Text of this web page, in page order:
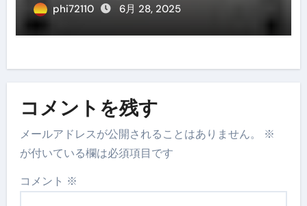
phi72110 6月 28, 2025
コメントを残す
メールアドレスが公開されることはありません。
※
が付いている欄は必須項目です
コメント ※